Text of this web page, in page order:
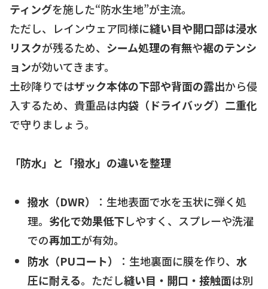
ティングを施した“防水生地”が主流。
ただし、レインウェア同様に縫い目や開口部は浸水
リスクが残るため、 シーム処理の有無や裾のテンシ
ョンが効いてきます。
土砂降りではザック本体の下部や背面の露出から侵
入するため、貴重品は内袋（ドライバッグ）二重化
で守りましょう。
「防水」と「撥水」の違いを整理
撥水（DWR）
：生地表面で水を玉状に弾く処
理。 劣化で効果低下しやすく、スプレーや洗濯
での再加工が有効。
防水（PUコート）
：生地裏面に膜を作り、 水
圧に耐える。ただし縫い目・開口・接触面は別